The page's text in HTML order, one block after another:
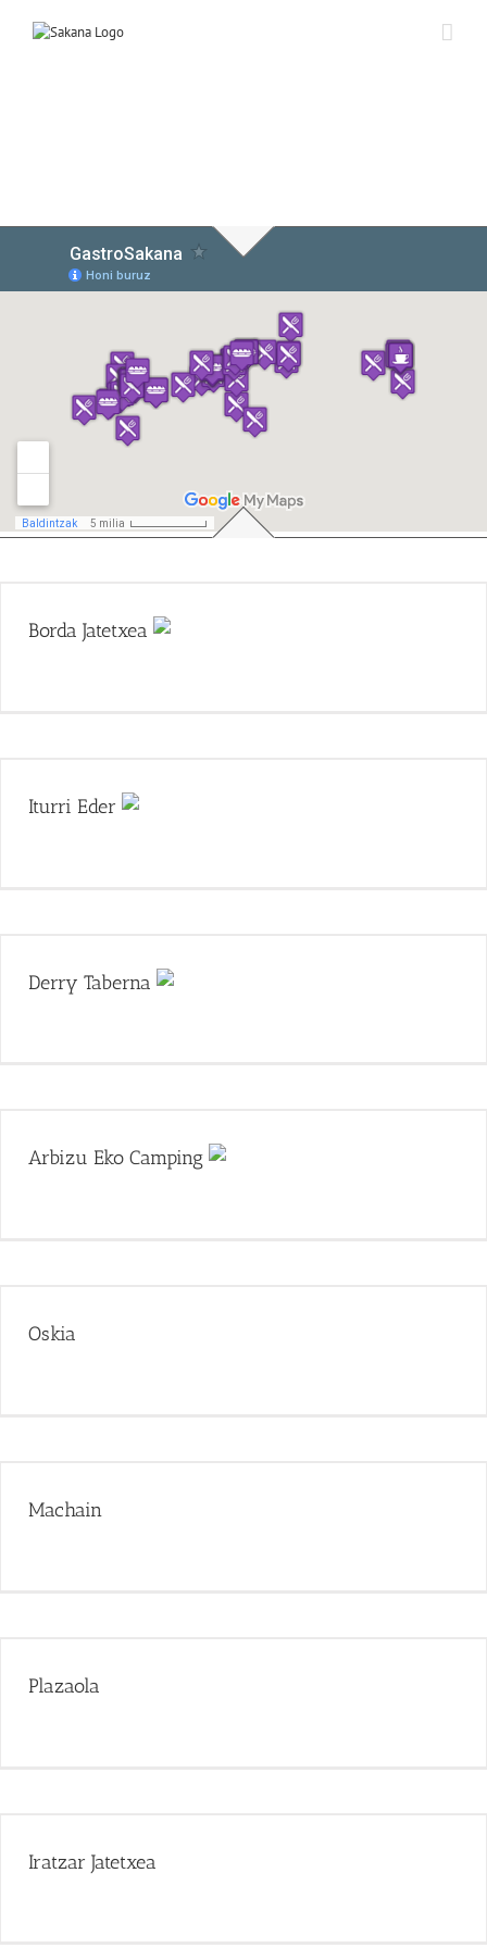
Borda Jatetxea
Iturri Eder
Derry Taberna
Arbizu Eko Camping
Oskia
Machain
Plazaola
Iratzar Jatetxea